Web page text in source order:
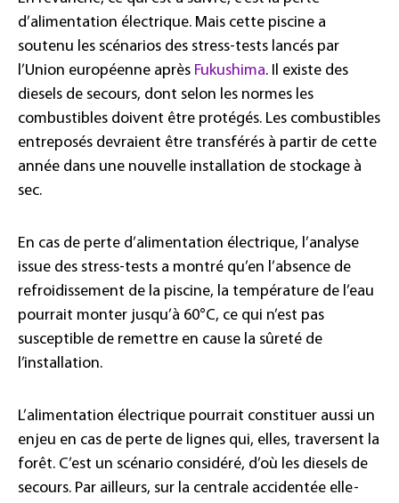
d’alimentation électrique. Mais cette piscine a
soutenu les scénarios des stress-tests lancés par
l’Union européenne après Fukushima. Il existe des
diesels de secours, dont selon les normes les
combustibles doivent être protégés. Les combustibles
entreposés devraient être transférés à partir de cette
année dans une nouvelle installation de stockage à
sec.
En cas de perte d’alimentation électrique, l’analyse
issue des stress-tests a montré qu’en l’absence de
refroidissement de la piscine, la température de l’eau
pourrait monter jusqu’à 60°C, ce qui n’est pas
susceptible de remettre en cause la sûreté de
l’installation.
L’alimentation électrique pourrait constituer aussi un
enjeu en cas de perte de lignes qui, elles, traversent la
forêt. C’est un scénario considéré, d’où les diesels de
secours. Par ailleurs, sur la centrale accidentée elle-